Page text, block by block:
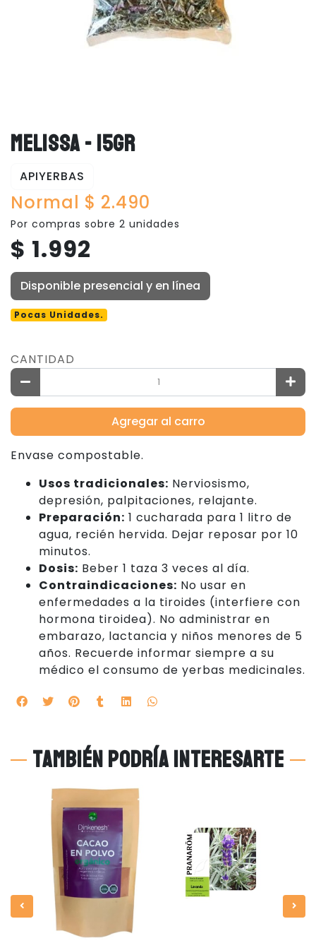
MELISSA - 15GR
APIYERBAS
Normal $ 2.490
Por compras sobre 2 unidades
$ 1.992
Disponible presencial y en línea
Pocas Unidades.
CANTIDAD
Agregar al carro
Envase compostable.
Usos tradicionales: Nerviosismo,
depresión, palpitaciones, relajante.
Preparación: 1 cucharada para 1 litro de
agua, recién hervida. Dejar reposar por 10
minutos.
Dosis: Beber 1 taza 3 veces al día.
Contraindicaciones: No usar en
enfermedades a la tiroides (interfiere con
hormona tiroidea). No administrar en
embarazo, lactancia y niños menores de 5
años. Recuerde informar siempre a su
médico el consumo de yerbas medicinales.
También podría interesarte